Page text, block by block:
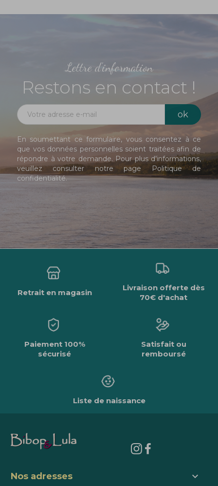
Lettre d'information
Restons en contact !
En soumettant ce formulaire, vous consentez à ce
que vos données personnelles soient traitées afin de
répondre à votre demande. Pour plus d’informations,
veuillez consulter notre page Politique de
confidentialité.
Retrait en magasin
Livraison offerte dès
70€ d'achat
Paiement 100%
sécurisé
Satisfait ou
remboursé
Liste de naissance
Nos adresses keyboard_arrow_down